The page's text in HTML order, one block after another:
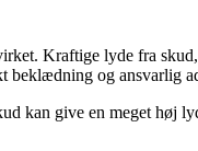
Kraftige lyde fra
beklædning og ansvarlig
kan give en meget høj